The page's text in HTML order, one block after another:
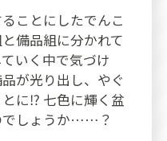
ことにしたでんこ
備品組に分かれて
いく中で気づけ
が光り出し、やぐ
に⁉ 七色に輝く盆
でしょうか……？